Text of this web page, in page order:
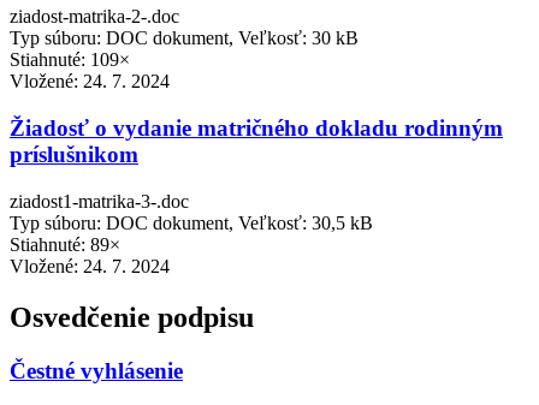
ziadost-matrika-2-.doc
Typ súboru: DOC dokument, Veľkosť: 30 kB
Stiahnuté: 109×
Vložené: 24. 7. 2024
Žiadosť o vydanie matričného dokladu rodinným
príslušnikom
ziadost1-matrika-3-.doc
Typ súboru: DOC dokument, Veľkosť: 30,5 kB
Stiahnuté: 89×
Vložené: 24. 7. 2024
Osvedčenie podpisu
Čestné vyhlásenie